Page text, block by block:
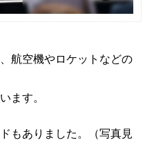
航空機やロケットなどの
ます。
もありました。（写真見